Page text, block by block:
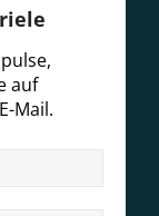
auf
Mail.